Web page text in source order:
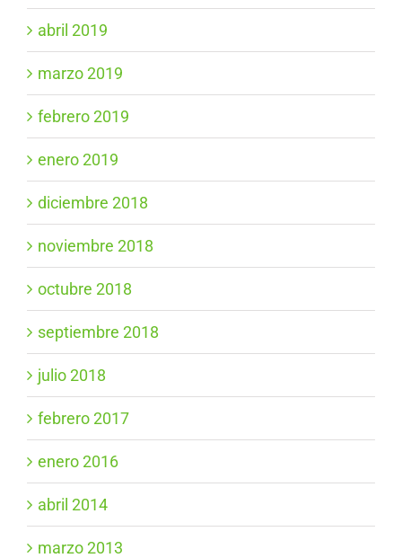
abril 2019
marzo 2019
febrero 2019
enero 2019
diciembre 2018
noviembre 2018
octubre 2018
septiembre 2018
julio 2018
febrero 2017
enero 2016
abril 2014
marzo 2013